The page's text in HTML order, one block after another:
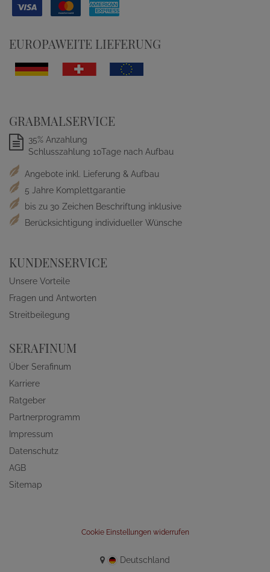
EUROPAWEITE LIEFERUNG
GRABMALSERVICE
35% Anzahlung
Schlusszahlung 10Tage nach Aufbau
Angebote inkl. Lieferung & Aufbau
5 Jahre Komplettgarantie
bis zu 30 Zeichen Beschriftung inklusive
Berücksichtigung individueller Wünsche
KUNDENSERVICE
Unsere Vorteile
Fragen und Antworten
Streitbeilegung
SERAFINUM
Über Serafinum
Karriere
Ratgeber
Partnerprogramm
Impressum
Datenschutz
AGB
Sitemap
Cookie Einstellungen widerrufen
Deutschland